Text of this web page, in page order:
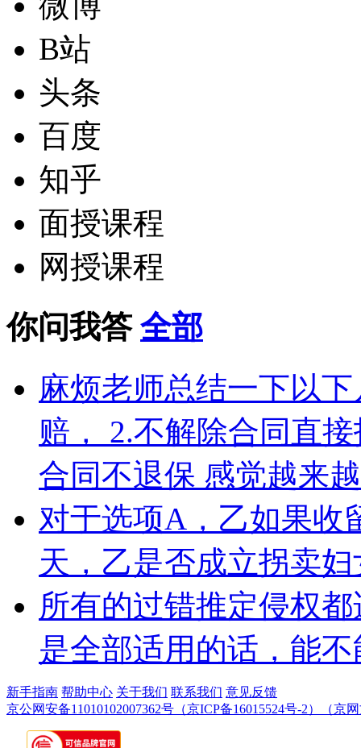
B站
头条
百度
知乎
面授课程
网授课程
你问我答 全部
麻烦老师总结一下以
赔， 2.不解除合同直
合同不退保 感觉越来
对于选项A，乙如果收
天，乙是否成立拐卖
所有的过错推定侵权
是全部适用的话，能
新手指南 帮助中心 关于我们 联系我们 意见反馈
京公网安备11010102007362号 （京ICP备16015524号-2） （京